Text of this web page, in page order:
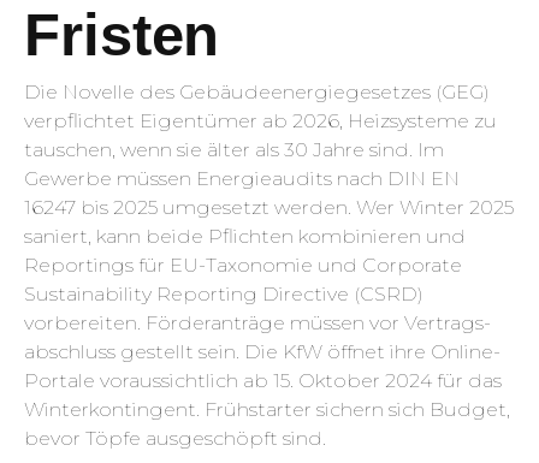
Fristen
Die Novelle des Gebäude­energie­gesetzes (GEG)
verpflichtet Eigentümer ab 2026, Heizsysteme zu
tauschen, wenn sie älter als 30 Jahre sind. Im
Gewerbe müssen Energieaudits nach DIN EN
16247 bis 2025 umgesetzt werden. Wer Winter 2025
saniert, kann beide Pflichten kombinieren und
Reportings für EU-Taxonomie und Corporate
Sustainability Reporting Directive (CSRD)
vorbereiten. Förderanträge müssen vor Vertrags­
abschluss gestellt sein. Die KfW öffnet ihre Online-
Portale voraussichtlich ab 15. Oktober 2024 für das
Winterkontingent. Frühstarter sichern sich Budget,
bevor Töpfe ausgeschöpft sind.